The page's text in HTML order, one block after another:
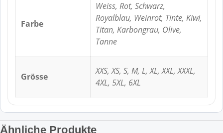
Farbe
Weiss, Rot, Schwarz,
Royalblau, Weinrot, Tinte, Kiwi,
Titan, Karbongrau, Olive,
Tanne
Grösse
XXS, XS, S, M, L, XL, XXL, XXXL,
4XL, 5XL, 6XL
Ähnliche Produkte